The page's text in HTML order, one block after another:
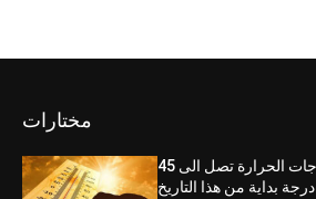
مختارات
أحوال الطقس: درجات الحرارة تصل الى 45
درجة بداية من هذا التاريخ